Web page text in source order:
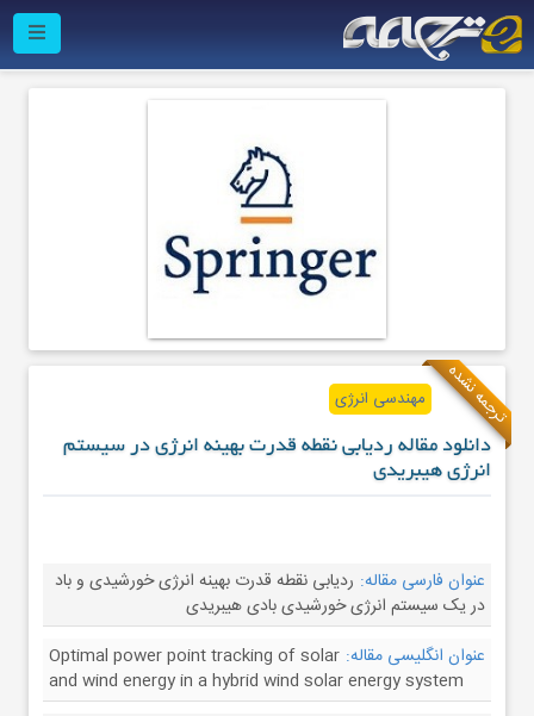
ترجمه نشده مهندسی انرژی
دانلود مقاله ردیابی نقطه قدرت بهینه انرژی در سیستم
انرژی هیبریدی
عنوان فارسی مقاله: ردیابی نقطه قدرت بهینه انرژی خورشیدی و باد
در یک سیستم انرژی خورشیدی بادی هیبریدی
عنوان انگلیسی مقاله: Optimal power point tracking of solar
and wind energy in a hybrid wind solar energy system